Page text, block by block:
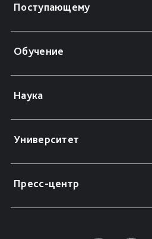
Поступающему
Обучение
Наука
Университет
Пресс-центр